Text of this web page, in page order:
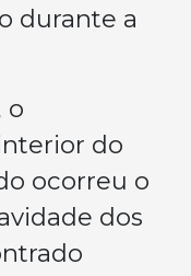
durante a
o
do
ocorreu o
dos